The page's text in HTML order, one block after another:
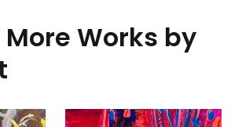
Works by